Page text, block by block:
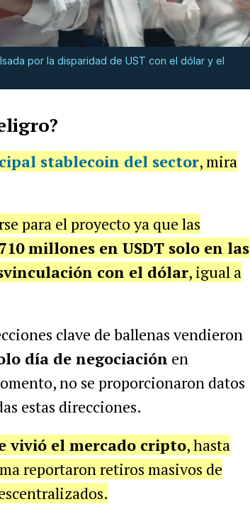
por la disparidad de UST con el dólar y el
stablecoin del sector, mira
para el proyecto ya que las
millones en USDT solo en las
con el dólar, igual a
clave de ballenas vendieron
día de negociación en
no se proporcionaron datos
estas direcciones.
vivió el mercado cripto, hasta
reportaron retiros masivos de